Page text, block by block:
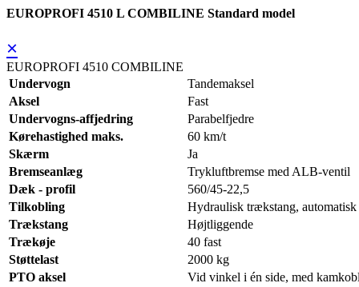
EUROPROFI 4510 L COMBILINE Standard model
×
EUROPROFI 4510 COMBILINE
Undervogn
Tandemaksel
Aksel
Fast
Undervogns-affjedring
Parabelfjedre
Kørehastighed maks.
60 km/t
Skærm
Ja
Bremseanlæg
Trykluftbremse med ALB-ventil
Dæk - profil
560/45-22,5
Tilkobling
Hydraulisk trækstang,
Trækstang
Højtliggende
Trækøje
40 fast
Støttelast
2000 kg
PTO aksel
Vid vinkel i én side, med